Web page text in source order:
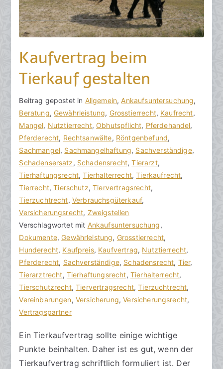
Kaufvertrag beim
Tierkauf gestalten
V
o
n
h
o
r
a
k
R
e
c
h
t
s
a
n
w
ä
t
e
B
e
i
t
r
a
g
v
e
r
ö
f
f
e
n
t
l
i
h
t
a
Beitrag gepostet in Allgemein, Ankaufsuntersuchung,
Beratung, Gewährleistung, Grosstierrecht, Kaufrecht,
Mangel, Nutztierrecht, Obhutspflicht, Pferdehandel,
Pferderecht, Rechtsanwälte, Röntgenbefund,
Sachmangel, Sachmangelhaftung, Sachverständige,
Schadensersatz, Schadensrecht,Tierarzt,
Tierhaftungsrecht,Tierhalterrecht,Tierkaufrecht,
Tierrecht,Tierschutz,Tiervertragsrecht,
Tierzuchtrecht, Verbrauchsgüterkauf,
Versicherungsrecht, Zweigstellen
Verschlagwortet mit Ankaufsuntersuchung,
Dokumente, Gewährleistung, Grosstierrecht,
Hunderecht, Kaufpreis, Kaufvertrag, Nutztierrecht,
Pferderecht, Sachverständige, Schadensrecht, Tier,
Tierarztrecht, Tierhaftungsrecht, Tierhalterrecht,
Tierschutzrecht,Tiervertragsrecht,Tierzuchtrecht,
Vereinbarungen, Versicherung,Versicherungsrecht,
Vertragspartner
K
e
i
n
e
K
o
m
m
e
n
t
a
r
e
zu
Kaufvertrag
beim
gestalten
Ein Tierkaufvertrag sollte einige wichtige
Punkte beinhalten. Daher ist es gut, wenn der
Tierkaufvertrag schriftlich formuliert ist. Der